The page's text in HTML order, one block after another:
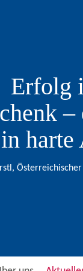
Erfolg
in harte